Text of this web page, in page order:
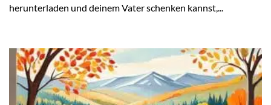
herunterladen und deinem Vater schenken kannst,...